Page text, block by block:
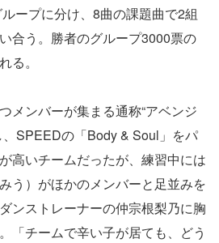
ープに分け、8曲の課題曲で2組
合う。勝者のグループ3000票の
る。
メンバーが集まる通称“アベンジ
、SPEEDの「Body & Soul」をパ
高いチームだったが、練習中には
う）がほかのメンバーと足並みを
ンストレーナーの仲宗根梨乃に胸
「チームで辛い子が居ても、どう